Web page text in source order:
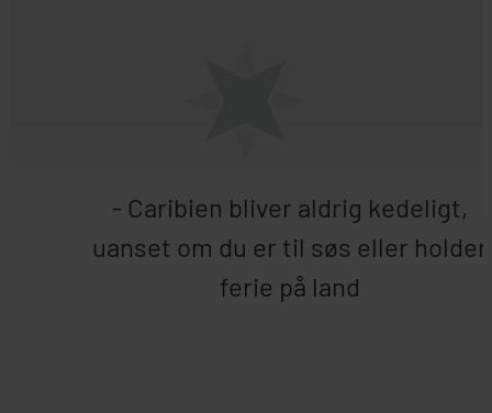
- Caribien bliver aldrig kedeligt,
uanset om du er til søs eller holder
ferie på land